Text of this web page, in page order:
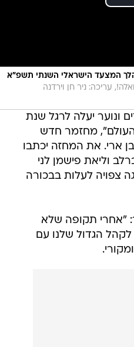
המצעד הישראלי השנתי תשפ"א
עריכה: ניר חן וירדנה
ונוער יעלה לרגל שנת
העולם", מחזמר חדש
ארי. את המחזה יכתבו
וליאת פישמן לני
צפויה לעלות בבכורה
"אחרי תקופה שלא
לקהל הגדול שלנו עם